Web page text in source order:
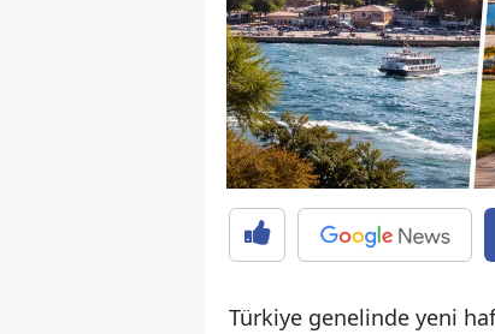
Türkiye genelinde yeni